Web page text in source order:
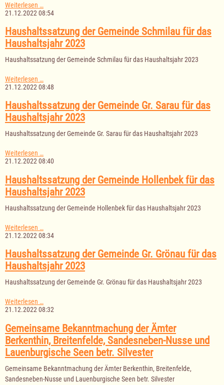
Weiterlesen …
der
Änderung
des
B-
Nr.
21.12.2022 08:54
Haushaltssatzung der Gemeinde Schmilau für das
Haushaltsjahr 2023
Haushaltssatzung der Gemeinde Schmilau für das Haushaltsjahr 2023
Weiterlesen …
der
Schmilau
für
das
2023
21.12.2022 08:48
Haushaltssatzung der Gemeinde Gr. Sarau für das
Haushaltsjahr 2023
Haushaltssatzung der Gemeinde Gr. Sarau für das Haushaltsjahr 2023
Weiterlesen …Haushaltssatzung
der
Gr.
Sarau
für
Haushaltsjahr
21.12.2022 08:40
Haushaltssatzung der Gemeinde Hollenbek für das
Haushaltsjahr 2023
Haushaltssatzung der Gemeinde Hollenbek für das Haushaltsjahr 2023
Weiterlesen …
der
Hollenbek
für
das
2023
21.12.2022 08:34
Haushaltssatzung der Gemeinde Gr. Grönau für das
Haushaltsjahr 2023
Haushaltssatzung der Gemeinde Gr. Grönau für das Haushaltsjahr 2023
Weiterlesen …Haushaltssatzung
der
Gr.
Grönau
für
das
Haushaltsjahr
2023
21.12.2022 08:32
Gemeinsame Bekanntmachung der Ämter
Berkenthin, Breitenfelde, Sandesneben-Nusse und
Lauenburgische Seen betr. Silvester
Gemeinsame Bekanntmachung der Ämter Berkenthin, Breitenfelde,
Sandesneben-Nusse und Lauenburgische Seen betr. Silvester